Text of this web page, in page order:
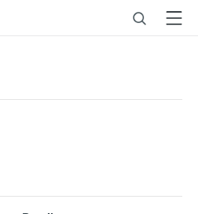
SearchMenu